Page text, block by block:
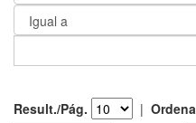
Result./Pág. |